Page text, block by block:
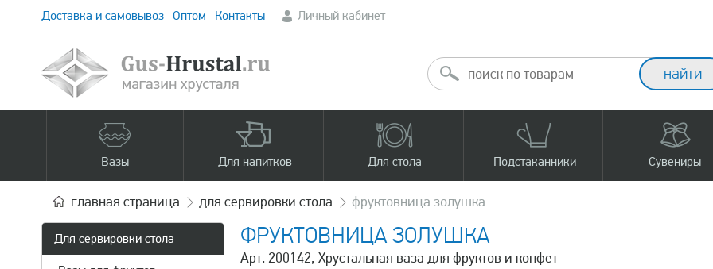
Доставка и самовывоз Оптом Контакты Личный кабинет
Вазы Для напитков Для стола Подстаканники Сувениры
главная страница для сервировки стола фруктовница золушка
Для сервировки стола
ФРУКТОВНИЦА ЗОЛУШКА
Арт. 200142, Хрустальная ваза для фруктов и конфет